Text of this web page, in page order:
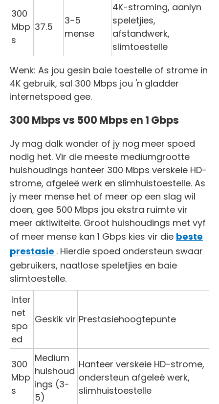
300
Mbp
s
37.5
3-5
mense
4K-stroming, aanlyn
speletjies,
afstandwerk,
slimtoestelle
Wenk: As jou gesin baie toestelle of strome in
4K gebruik, sal 300 Mbps jou 'n gladder
internetspoed gee.
300 Mbps vs 500 Mbps en 1 Gbps
Jy mag dalk wonder of jy nog meer spoed
nodig het. Vir die meeste mediumgrootte
huishoudings hanteer 300 Mbps verskeie HD-
strome, afgeleë werk en slimhuistoestelle. As
jy meer mense het of meer op een slag wil
doen, gee 500 Mbps jou ekstra ruimte vir
meer aktiwiteite. Groot huishoudings met vyf
of meer mense kan 1 Gbps kies vir die beste
prestasie . Hierdie spoed ondersteun swaar
gebruikers, naatlose speletjies en baie
slimtoestelle.
Inter
net
spo
ed
Geskik vir Prestasiehoogtepunte
300
Mbp
s
Medium
huishoud
ings (3-
5)
Hanteer verskeie HD-strome,
ondersteun afgeleë werk,
slimhuistoestelle